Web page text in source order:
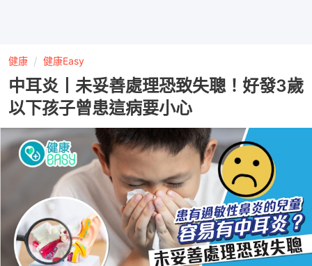
健康 健康Easy
中耳炎丨未妥善處理恐致失聰！好發3歲
以下孩子曾患這病要小心